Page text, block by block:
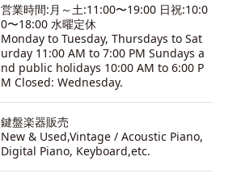
営業時間:月～土:11:00〜19:00 日祝:10:0
0〜18:00 水曜定休
Monday to Tuesday, Thursdays to Sat
urday 11:00 AM to 7:00 PM Sundays a
nd public holidays 10:00 AM to 6:00 P
M Closed: Wednesday.
鍵盤楽器販売
New & Used,Vintage / Acoustic Piano,
Digital Piano, Keyboard,etc.